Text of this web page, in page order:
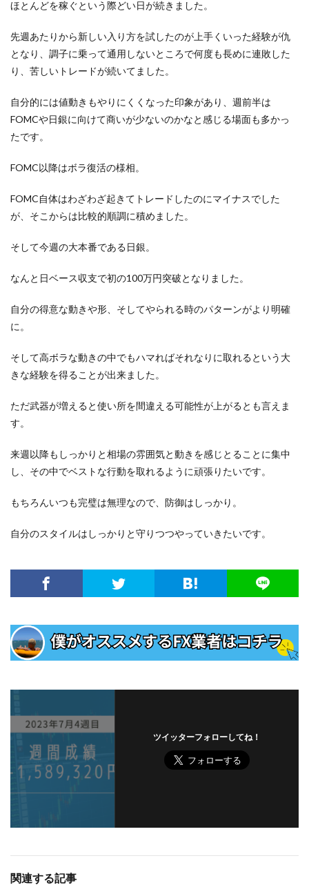
ほとんどを稼ぐという際どい日が続きました。
先週あたりから新しい入り方を試したのが上手くいった経験が仇
となり、調子に乗って通用しないところで何度も長めに連敗した
り、苦しいトレードが続いてました。
自分的には値動きもやりにくくなった印象があり、週前半は
FOMCや日銀に向けて商いが少ないのかなと感じる場面も多かっ
たです。
FOMC以降はボラ復活の様相。
FOMC自体はわざわざ起きてトレードしたのにマイナスでした
が、そこからは比較的順調に積めました。
そして今週の大本番である日銀。
なんと日ベース収支で初の100万円突破となりました。
自分の得意な動きや形、そしてやられる時のパターンがより明確
に。
そして高ボラな動きの中でもハマればそれなりに取れるという大
きな経験を得ることが出来ました。
ただ武器が増えると使い所を間違える可能性が上がるとも言えま
す。
来週以降もしっかりと相場の雰囲気と動きを感じとることに集中
し、その中でベストな行動を取れるように頑張りたいです。
もちろんいつも完璧は無理なので、防御はしっかり。
自分のスタイルはしっかりと守りつつやっていきたいです。
ツイッターフォローしてね！
関連する記事